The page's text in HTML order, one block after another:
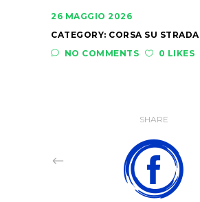
26 MAGGIO 2026
CATEGORY: CORSA SU STRADA
NO COMMENTS
0 LIKES
SHARE